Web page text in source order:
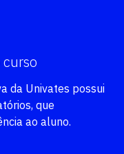
da Univates possui
que
ao aluno.